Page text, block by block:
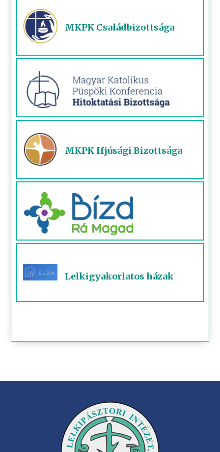
MKPK Családbizottsága
MKPK Ifjúsági Bizottsága
Lelkigyakorlatos házak